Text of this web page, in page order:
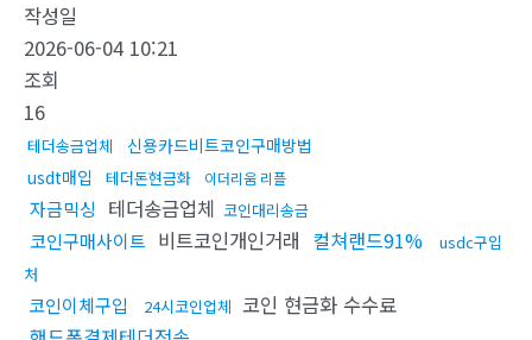
작성일
2026-06-04 10:21
조회
16
테더송금업체
신용카드비트코인구매방법
usdt매입
테더돈현금화 이더리움 리플
자금믹싱 테더송금업체 코인대리송금
코인구매사이트 비트코인개인거래 컬쳐랜드91%
usdc구입
처
코인이체구입 24시코인업체 코인 현금화 수수료